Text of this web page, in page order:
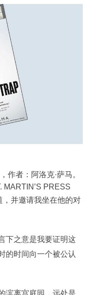
作者：阿洛克·萨马。
MARTIN’S PRESS
，并邀请我坐在他的对
下之意是我要证明这
的时间向一个被公认